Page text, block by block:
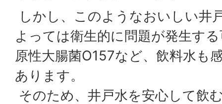
しかし、このようなおいしい井
よっては衛生的に問題が発生す
原性大腸菌O157など、飲料水も
あります。
そのため、井戸水を安心して飲